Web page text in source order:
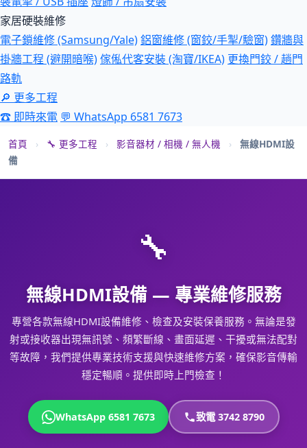
家居硬裝維修
電子鎖維修 (Samsung/Yale)鋁窗維修 (窗鉸/手掣/驗窗)鑽牆與
掛牆工程 (避開暗喉)傢俬代客安裝 (淘寶/IKEA) 更換門鉸 / 趟門
路軌
🔎 更多工程
☎ 即時來電 💬 WhatsApp 6581 7673
首頁 › 🔧 更多工程 › 影音器材 / 相機 / 無人機 ›
無線HDMI設
備
🔧
無線HDMI設備 — 專業維修服務
專營各款無線HDMI設備維修、檢查及安裝保養服務。無論是發
射或接收器出現無訊號、頻繁斷線、畫面延遲、干擾或無法配對
等故障，我們提供專業技術支援與快速維修方案，確保影音傳輸
穩定暢順。提供即時上門檢查！
WhatsApp 6581 7673 致電 3742 8790